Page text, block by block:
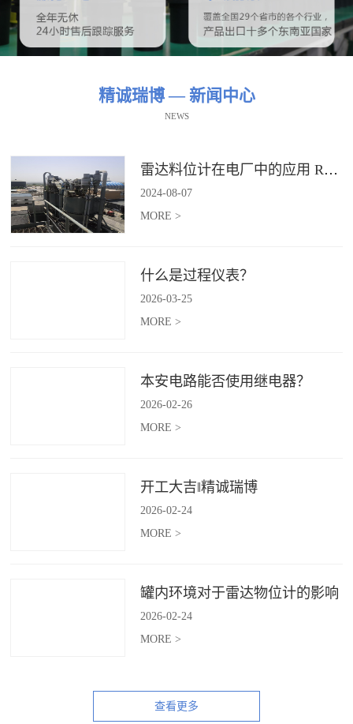
精诚瑞博 — 新闻中心
NEWS
雷达料位计在电厂中的应用 RBRDZB-71-6-C
2024-08-07
MORE >
什么是过程仪表？
2026-03-25
MORE >
本安电路能否使用继电器？
2026-02-26
MORE >
开工大吉‖精诚瑞博
2026-02-24
MORE >
罐内环境对于雷达物位计的影响
2026-02-24
MORE >
查看更多